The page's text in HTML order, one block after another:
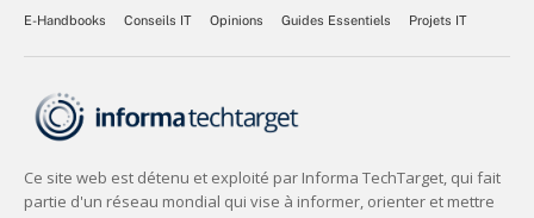
E-Handbooks Conseils IT Opinions Guides Essentiels Projets IT